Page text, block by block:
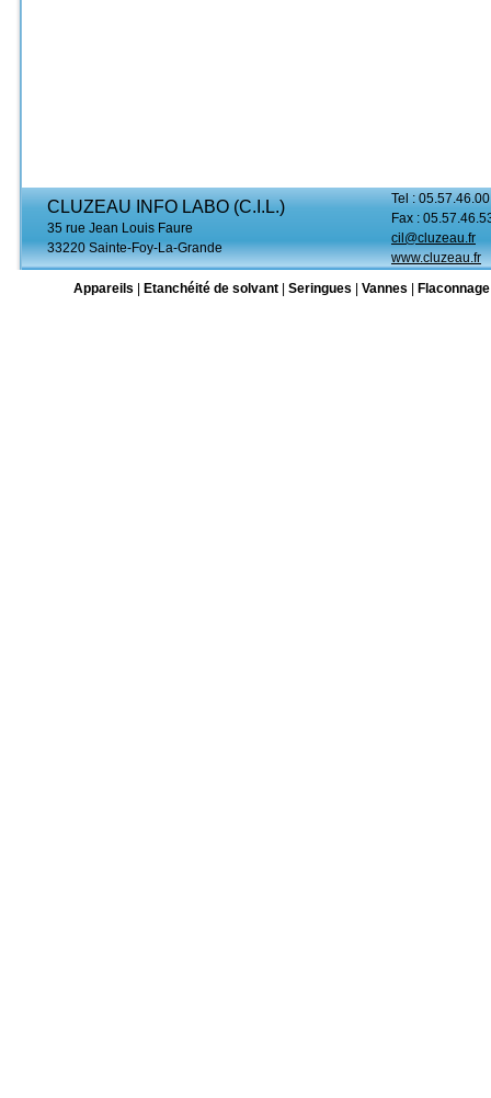
CLUZEAU INFO LABO (C.I.L.)
35 rue Jean Louis Faure
33220 Sainte-Foy-La-Grande
Tel :
Fax :
cil@cluzeau.fr
www.cluzeau.fr
Appareils
Etanchéité de solvant Seringues Vannes Flaconnage